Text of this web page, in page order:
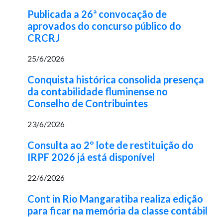
Publicada a 26ª convocação de
aprovados do concurso público do
CRCRJ
25/6/2026
Conquista histórica consolida presença
da contabilidade fluminense no
Conselho de Contribuintes
23/6/2026
Consulta ao 2º lote de restituição do
IRPF 2026 já está disponível
22/6/2026
Cont in Rio Mangaratiba realiza edição
para ficar na memória da classe contábil